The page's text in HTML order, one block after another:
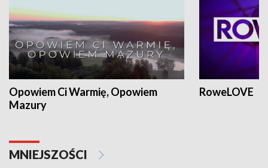
Opowiem Ci Warmię, Opowiem
Mazury
RoweLOVE
MNIEJSZOŚCI